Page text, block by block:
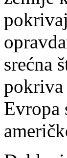
srećna
pokriva
Evropa